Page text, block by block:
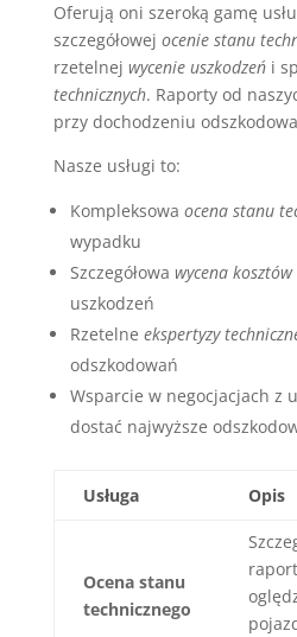
Oferują oni szeroką gamę
szczegółowej ocenie stanu
rzetelnej wycenie uszkodzeńi
technicznych. Raporty od
przy dochodzeniu
Nasze usługi to:
Kompleksowa ocena stanu
wypadku
Szczegółowa wycena
uszkodzeń
Rzetelne ekspertyzy
odszkodowań
Wsparcie w negocjacjach z
dostać najwyższe
Usługa Opis
Ocena stanu
technicznego